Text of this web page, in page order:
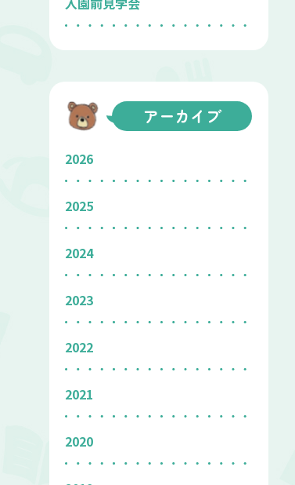
アーカイブ
2026
2025
2024
2023
2022
2021
2020